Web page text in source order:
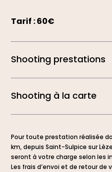
Tarif : 60€
Shooting prestations
Shooting à la carte
Pour toute prestation réalisée
km, depuis Saint-Sulpice sur
seront à votre charge selon les
Les frais d’envoi et de retour